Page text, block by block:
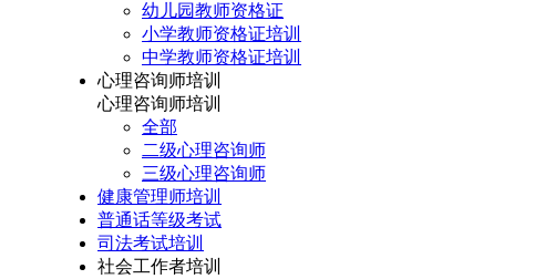
幼儿园教师资格证
小学教师资格证培训
中学教师资格证培训
心理咨询师培训
心理咨询师培训
全部
二级心理咨询师
三级心理咨询师
健康管理师培训
普通话等级考试
司法考试培训
社会工作者培训